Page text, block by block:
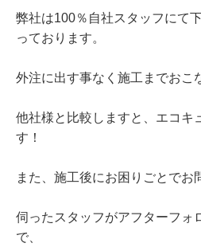
弊社は100％自社スタッフにて
っております。
外注に出す事なく施工までおこ
他社様と比較しますと、エコキ
す！
また、施工後にお困りごとでお
伺ったスタッフがアフターフォ
で、